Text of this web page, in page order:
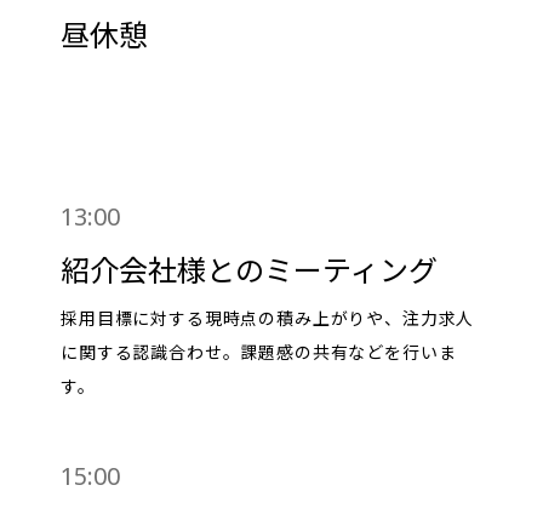
昼休憩
13:00
紹介会社様とのミーティング
採用目標に対する現時点の積み上がりや、注力求人
に関する認識合わせ。課題感の共有などを行いま
す。
15:00